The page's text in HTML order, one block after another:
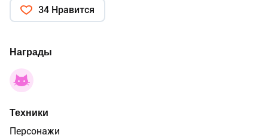
34 Нравится
Награды
Техники
Персонажи